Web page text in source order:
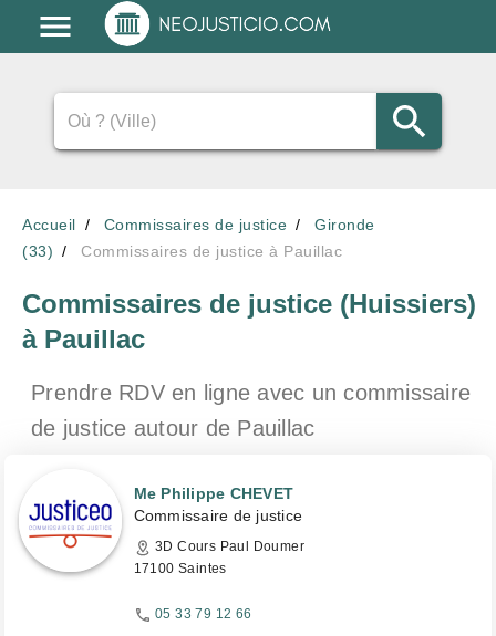
Accueil Commissaires de justice
Gironde
(33)
Commissaires de justice à Pauillac
Commissaires de justice (Huissiers)
à Pauillac
Prendre RDV en ligne avec un commissaire
de justice autour de Pauillac
Me Philippe CHEVET
Commissaire de justice
3D Cours Paul Doumer
17100 Saintes
05 33 79 12 66